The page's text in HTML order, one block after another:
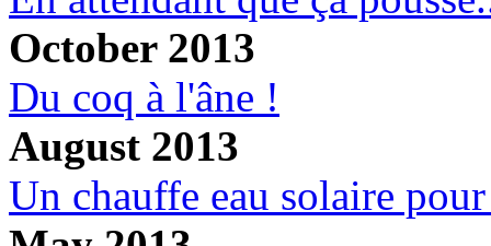
October 2013
Du coq à l'âne !
August 2013
Un chauffe eau solaire